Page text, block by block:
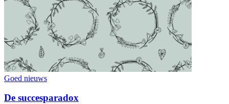
Goed nieuws
De succesparadox